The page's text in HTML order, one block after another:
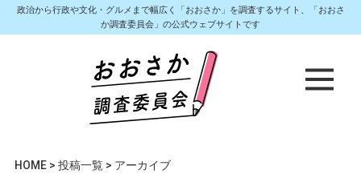
政治から行政や文化・グルメまで幅広く「おおさか」を調査するサイト、「おおさ
か調査委員会」の公式ウェブサイトです
HOME> 投稿一覧> アーカイブ